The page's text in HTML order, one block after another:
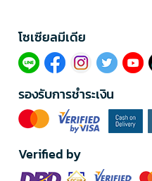
โซเซียลมีเดีย​
รองรับการชำระเงิน
Verified by